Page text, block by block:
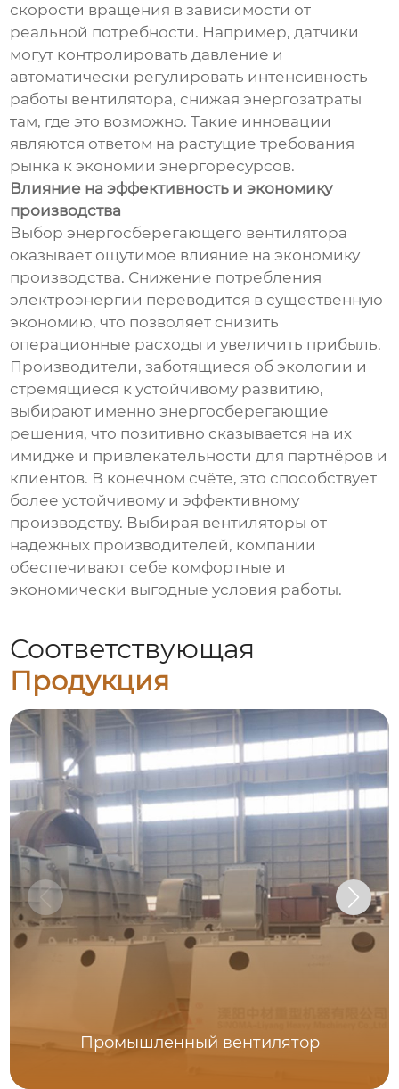
скорости вращения в зависимости от
реальной потребности. Например, датчики
могут контролировать давление и
автоматически регулировать интенсивность
работы вентилятора, снижая энергозатраты
там, где это возможно. Такие инновации
являются ответом на растущие требования
рынка к экономии энергоресурсов.
Влияние на эффективность и экономику
производства
Выбор энергосберегающего вентилятора
оказывает ощутимое влияние на экономику
производства. Снижение потребления
электроэнергии переводится в существенную
экономию, что позволяет снизить
операционные расходы и увеличить прибыль.
Производители, заботящиеся об экологии и
стремящиеся к устойчивому развитию,
выбирают именно энергосберегающие
решения, что позитивно сказывается на их
имидже и привлекательности для партнёров и
клиентов. В конечном счёте, это способствует
более устойчивому и эффективному
производству. Выбирая вентиляторы от
надёжных производителей, компании
обеспечивают себе комфортные и
экономически выгодные условия работы.
Соответствующая
Продукция
Промышленный вентилятор